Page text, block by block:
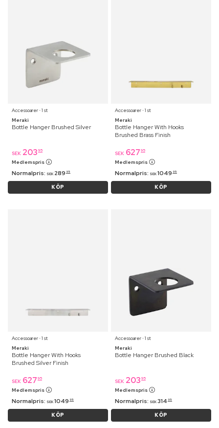
Accessoarer ⋅ 1 st
Meraki
Bottle Hanger Brushed Silver
SEK 203 95
Medlemspris
Normalpris: SEK 289 95
KÖP
Accessoarer ⋅ 1 st
Meraki
Bottle Hanger With Hooks
Brushed Brass Finish
SEK 627 95
Medlemspris
Normalpris: SEK 1049 95
KÖP
Accessoarer ⋅ 1 st
Meraki
Bottle Hanger With Hooks
Brushed Silver Finish
SEK 627 95
Medlemspris
Normalpris: SEK 1049 95
KÖP
Accessoarer ⋅ 1 st
Meraki
Bottle Hanger Brushed Black
SEK 203 95
Medlemspris
Normalpris: SEK 314 95
KÖP